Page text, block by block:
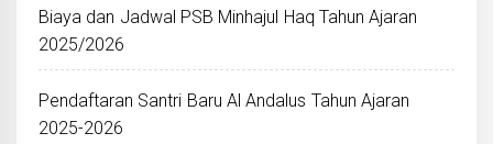
Biaya dan Jadwal PSB Minhajul Haq Tahun Ajaran
2025/2026
Pendaftaran Santri Baru Al Andalus Tahun Ajaran
2025-2026